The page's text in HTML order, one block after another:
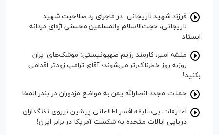
فرزند شهید لاریجانی: در ماجرای رد صلاحیت شهید
لاریجانی، حجت‌الاسلام والمسلمین محسنی اژه‌ای مردانه
ایستاد
منشه امیر، کارمند رژیم صهیونیستی: موشک‌های ایران
روزبه روز خطرناک‌رتر می‌شوند؛ آقای ترامپ زودتر اقدامی
بکنید!
حملات مجدد انصارالله یمن به مواضع مزدوران در بندر المخا
اعترافات بی‌سابقه افسر اطلاعاتی پیشین نیروی تفنگداران
دریایی ایالات متحده به شکست آمریکا در برابر ایران!